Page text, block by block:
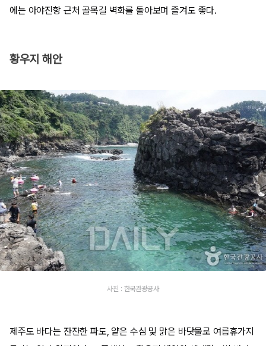
에는 아야진항 근처 골목길 벽화를 돌아보며 즐겨도 좋다.
황우지 해안
사진 : 한국관광공사
제주도 바다는 잔잔한 파도, 얕은 수심 및 맑은 바닷물로 여름휴가지